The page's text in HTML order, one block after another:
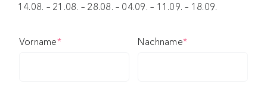
14.08. – 21.08. – 28.08. – 04.09. – 11.09. – 18.09.
Vorname*(required) Nachname*(required)